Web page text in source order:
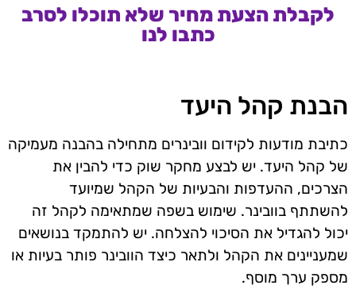
לקבלת הצעת מחיר שלא תוכלו לסרב
כתבו לנו
הבנת קהל היעד
כתיבת מודעות לקידום וובינרים מתחילה בהבנה מעמיקה
של קהל היעד. יש לבצע מחקר שוק כדי להבין את
הצרכים, ההעדפות והבעיות של הקהל שמיועד
להשתתף בוובינר. שימוש בשפה שמתאימה לקהל זה
יכול להגדיל את הסיכוי להצלחה. יש להתמקד בנושאים
שמעניינים את הקהל ולתאר כיצד הוובינר פותר בעיות או
מספק ערך מוסף.